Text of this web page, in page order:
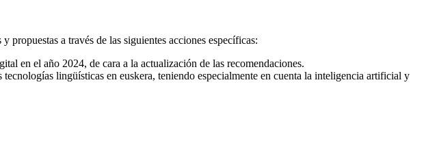
a través de las siguientes acciones específicas:
en el año 2024, de cara a la actualización de las recomendaciones.
lingüísticas en euskera, teniendo especialmente en cuenta la inteligencia artificial y